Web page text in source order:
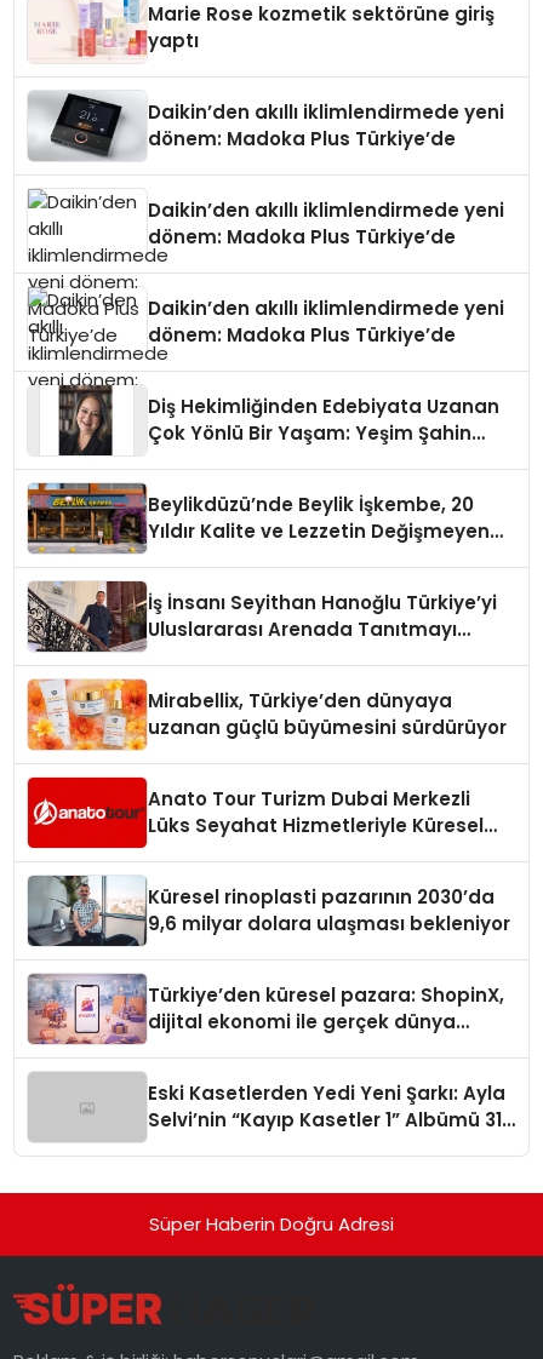
Marie Rose kozmetik sektörüne giriş
yaptı
Daikin’den akıllı iklimlendirmede yeni
dönem: Madoka Plus Türkiye’de
Daikin’den akıllı iklimlendirmede yeni
dönem: Madoka Plus Türkiye’de
Daikin’den akıllı iklimlendirmede yeni
dönem: Madoka Plus Türkiye’de
Diş Hekimliğinden Edebiyata Uzanan
Çok Yönlü Bir Yaşam: Yeşim Şahin
Beylikdüzü’nde Beylik İşkembe, 20
Yıldır Kalite ve Lezzetin Değişmeyen
İş İnsanı Seyithan Hanoğlu Türkiye’yi
Uluslararası Arenada Tanıtmayı
Mirabellix, Türkiye’den dünyaya
uzanan güçlü büyümesini sürdürüyor
Anato Tour Turizm Dubai Merkezli
Lüks Seyahat Hizmetleriyle Küresel
Küresel rinoplasti pazarının 2030’da
9,6 milyar dolara ulaşması bekleniyor
Türkiye’den küresel pazara: ShopinX,
dijital ekonomi ile gerçek dünya
Eski Kasetlerden Yedi Yeni Şarkı: Ayla
Selvi’nin “Kayıp Kasetler 1” Albümü 31
Süper Haberin Doğru Adresi